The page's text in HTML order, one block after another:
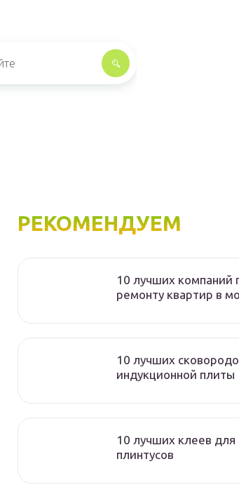
РЕКОМЕНДУЕМ
10 лучших компаний
ремонту квартир в
10 лучших
индукционной плиты
10 лучших клеев для
плинтусов